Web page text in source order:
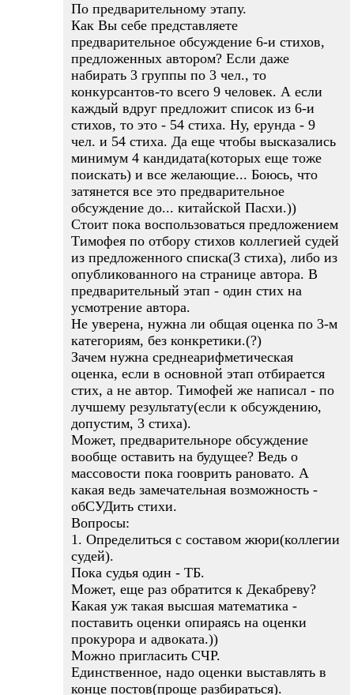
По предварительному этапу.
Как Вы себе представляете
предварительное обсуждение 6-и стихов,
предложенных автором? Если даже
набирать 3 группы по 3 чел., то
конкурсантов-то всего 9 человек. А если
каждый вдруг предложит список из 6-и
стихов, то это - 54 стиха. Ну, ерунда - 9
чел. и 54 стиха. Да еще чтобы высказались
минимум 4 кандидата(которых еще тоже
поискать) и все желающие... Боюсь, что
затянется все это предварительное
обсуждение до... китайской Пасхи.))
Стоит пока воспользоваться предложением
Тимофея по отбору стихов коллегией судей
из предложенного списка(3 стиха), либо из
опубликованного на странице автора. В
предварительный этап - один стих на
усмотрение автора.
Не уверена, нужна ли общая оценка по 3-м
категориям, без конкретики.(?)
Зачем нужна среднеарифметическая
оценка, если в основной этап отбирается
стих, а не автор. Тимофей же написал - по
лучшему результату(если к обсуждению,
допустим, 3 стиха).
Может, предварительноре обсуждение
вообще оставить на будущее? Ведь о
массовости пока гооврить рановато. А
какая ведь замечательная возможность -
обСУДить стихи.
Вопросы:
1. Определиться с составом жюри(коллегии
судей).
Пока судья один - ТБ.
Может, еще раз обратится к Декабреву?
Какая уж такая высшая математика -
поставить оценки опираясь на оценки
прокурора и адвоката.))
Можно пригласить СЧР.
Единственное, надо оценки выставлять в
конце постов(проще разбираться).